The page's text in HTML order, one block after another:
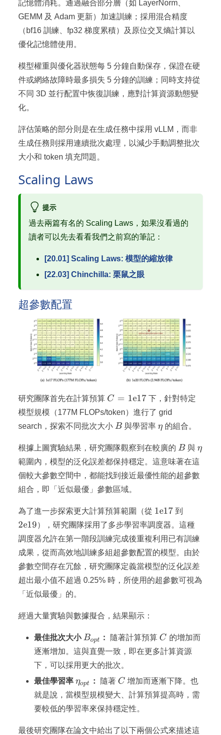
記憶體消耗。通過融合部分層（如 LayerNorm、
GEMM 及 Adam 更新）加速訓練；採用混合精度
（bf16 訓練、fp32 梯度累積）及原位交叉熵計算以
優化記憶體使用。
模型權重與優化器狀態每 5 分鐘自動保存，保證在硬
件或網絡故障時最多損失 5 分鐘的訓練；同時支持從
不同 3D 並行配置中恢復訓練，應對計算資源動態變
化。
評估策略的部分則是在生成任務中採用 vLLM，而非
生成任務則採用連續批次處理，以減少手動調整批次
大小和 token 填充問題。
Scaling Laws
提示
過去兩篇有名的 Scaling Laws，如果沒看過的
讀者可以先去看看我們之前寫的筆記：
[20.01] Scaling Laws: 模型的縮放律
[22.03] Chinchilla: 栗鼠之眼
超參數配置
研究團隊首先在計算預算 C =
1\mathrm{e}17
C = 1e17下，針對特定
模型規模（177M FLOPs/token）進行了 grid
search，探索不同批次大小 B
B 與學習率\eta
η 的組合。
根據上圖實驗結果，研究團隊觀察到在較廣的 B
B 與\eta
η
範圍內，模型的泛化誤差都保持穩定。這意味著在這
個較大參數空間中，都能找到接近最優性能的超參數
組合，即「近似最優」參數區域。
為了進一步探索更大計算預算範圍（從 1\mathrm{e}17
1e17 到
2e19），研究團隊採用了多步學習率調度器。這種
調度器允許在第一階段訓練完成後重複利用已有訓練
成果，從而高效地訓練多組超參數配置的模型。由於
參數空間存在冗餘，研究團隊定義當模型的泛化誤差
超出最小值不超過 0.25% 時，所使用的超參數可視為
「近似最優」的。
經過大量實驗與數據擬合，結果顯示：
最佳批次大小 B_{opt}
Bopt ： 隨著計算預算 C
C 的增加而
逐漸增加。這與直覺一致，即在更多計算資源
下，可以採用更大的批次。
最佳學習率\eta_{opt}
ηopt ： 隨著 C
C 增加而逐漸下降。也
就是說，當模型規模變大、計算預算提高時，需
要較低的學習率來保持穩定性。
最後研究團隊在論文中給出了以下兩個公式來描述這